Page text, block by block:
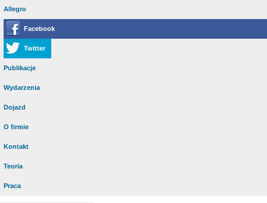
Allegro
Facebook
Twitter
Publikacje
Wydarzenia
Dojazd
O firmie
Kontakt
Teoria
Praca